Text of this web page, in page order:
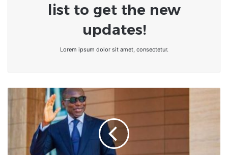
list to get the new
updates!
Lorem ipsum dolor sit amet, consectetur.
Bénin/Présidentielle